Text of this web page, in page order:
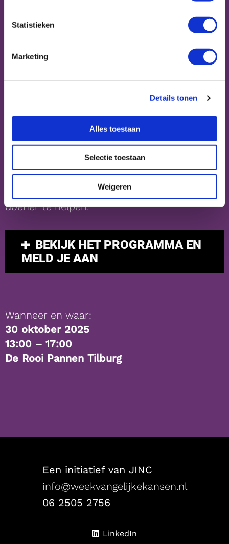
Statistieken
Marketing
Details tonen
Alles toestaan
Selectie toestaan
Weigeren
Laat je inspireren door rolmodellen, luister
naar verhalen van ervaringsdeskundigen en
ga zelf in gesprek tijdens tafelgesprekken en
workshops. Want soms is er maar één
Deze dag bruist van energie, verbinding en
actie. Jij brengt jouw stem en ideeën mee en
gaat naar huis met frisse inzichten,
praktische handvatten en een sterker
netwerk om jongeren in 013 van dromer naar
doener te helpen.
BEKIJK HET PROGRAMMA EN
MELD JE AAN
Wanneer en waar:
30 oktober 2025
13:00 – 17:00
De Rooi Pannen Tilburg
NAVIGATIE
Een initiatief van JINC
info@weekvangelijkekansen.nl
06 2505 2756
LinkedIn
via